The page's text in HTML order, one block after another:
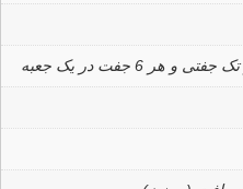
هر 6 جفت در یک جعبه